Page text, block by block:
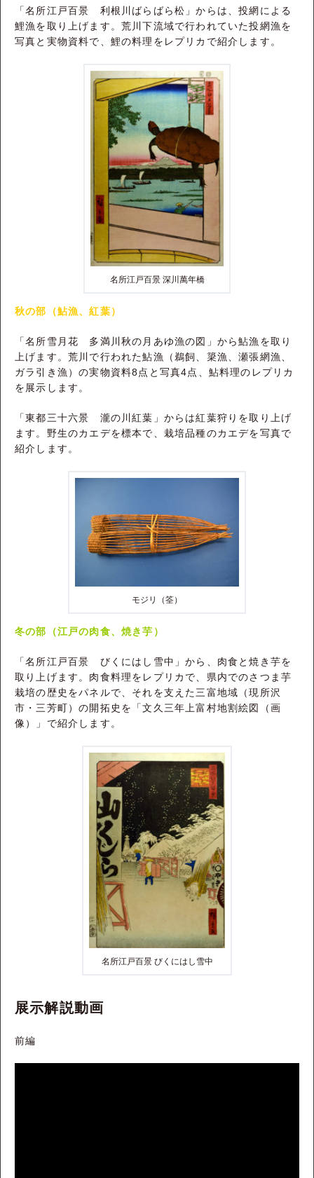
「名所江戸百景 利根川ばらばら松」からは、投網による
鯉漁を取り上げます。荒川下流域で行われていた投網漁を
写真と実物資料で、鯉の料理をレプリカで紹介します。
名所江戸百景 深川萬年橋
秋の部（鮎漁、紅葉）
「名所雪月花 多満川秋の月あゆ漁の図」から鮎漁を取り
上げます。荒川で行われた鮎漁（鵜飼、簗漁、瀬張網漁、
ガラ引き漁）の実物資料8点と写真4点、鮎料理のレプリカ
を展示します。
「東都三十六景 瀧の川紅葉」からは紅葉狩りを取り上げ
ます。野生のカエデを標本で、栽培品種のカエデを写真で
紹介します。
モジリ（筌）
冬の部（江戸の肉食、焼き芋）
「名所江戸百景 びくにはし雪中」から、肉食と焼き芋を
取り上げます。肉食料理をレプリカで、県内でのさつま芋
栽培の歴史をパネルで、それを支えた三富地域（現所沢
市・三芳町）の開拓史を「文久三年上富村地割絵図（画
像）」で紹介します。
名所江戸百景 びくにはし雪中
展示解説動画
前編